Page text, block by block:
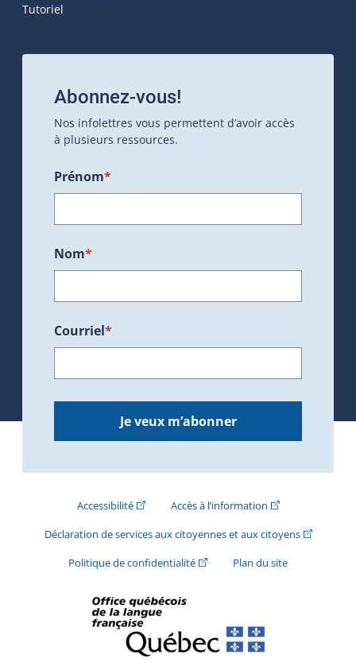
Tutoriel
Abonnez-vous!
Nos infolettres vous permettent d’avoir accès
à plusieurs ressources.
Prénom*
Nom*
Courriel*
Je veux m’abonner
Accessibilité(Cet hyperlien externe s'ouvrira dans une
Accès à l’information(Cet hyperlien
Déclaration de services aux citoyennes et aux citoyens(Cet
Politique de confidentialité(Cet hyperlien externe s'ouvrira
Plan du site